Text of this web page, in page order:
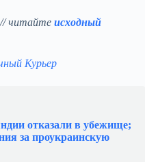
читайте исходный
Курьер
отказали в убежище;
за проукраинскую